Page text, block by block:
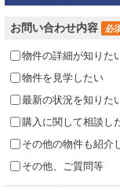
お問い合わせ内容 必
物件の詳細が知りた
物件を見学したい
最新の状況を知りた
購入に関して相談し
その他の物件も紹介
その他、ご質問等